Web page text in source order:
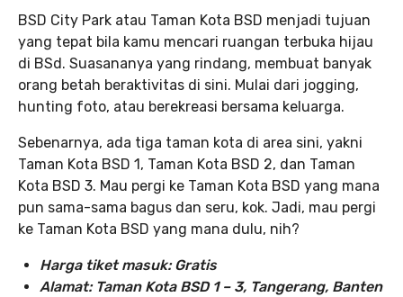
BSD City Park atau Taman Kota BSD menjadi tujuan
yang tepat bila kamu mencari ruangan terbuka hijau
di BSd. Suasananya yang rindang, membuat banyak
orang betah beraktivitas di sini. Mulai dari jogging,
hunting foto, atau berekreasi bersama keluarga.
Sebenarnya, ada tiga taman kota di area sini, yakni
Taman Kota BSD 1, Taman Kota BSD 2, dan Taman
Kota BSD 3. Mau pergi ke Taman Kota BSD yang mana
pun sama-sama bagus dan seru, kok. Jadi, mau pergi
ke Taman Kota BSD yang mana dulu, nih?
Harga tiket masuk: Gratis
Alamat: Taman Kota BSD 1 – 3, Tangerang, Banten